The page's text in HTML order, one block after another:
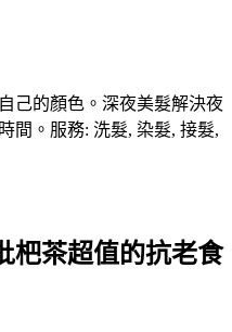
己的顏色。深夜美髮解決夜
間。服務: 洗髮, 染髮, 接髮,
杷茶超值的抗老食